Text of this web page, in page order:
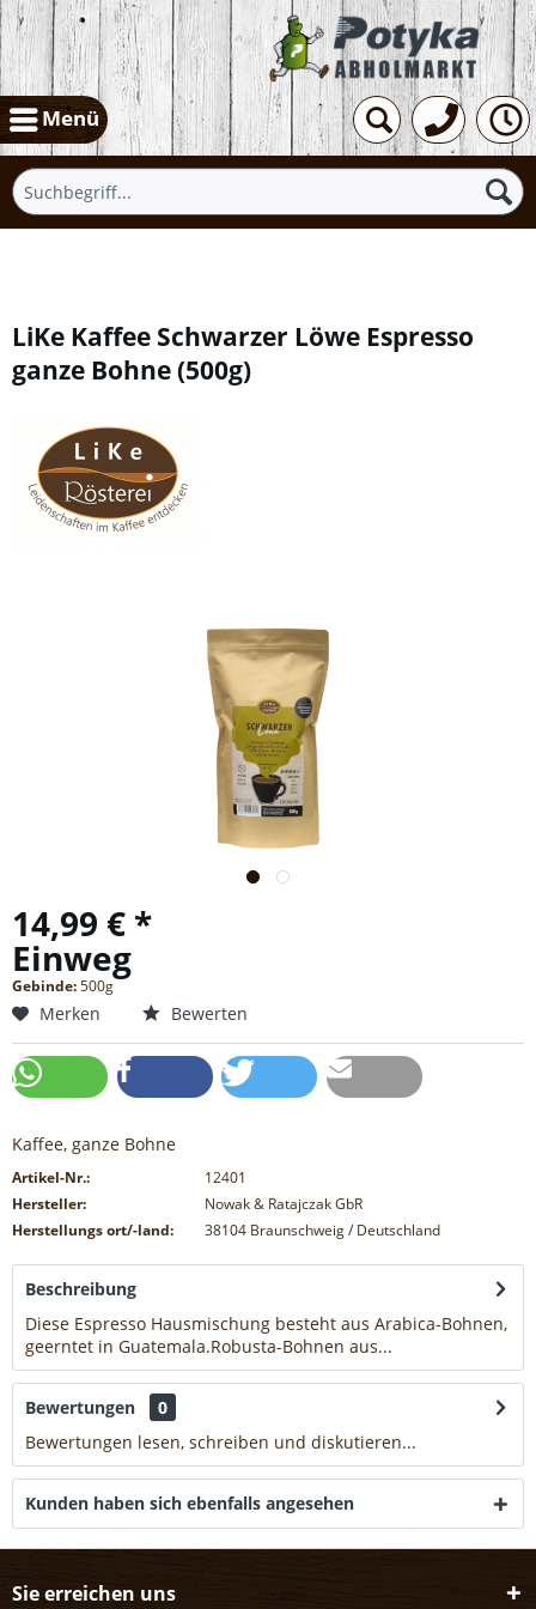
Menü
LiKe Kaffee Schwarzer Löwe Espresso
ganze Bohne(500g)
14,99 € *
Einweg
Gebinde:500g
Merken Bewerten
Kaffee, ganze Bohne
Artikel-Nr.:
12401
Hersteller:
Nowak & Ratajczak GbR
Herstellungs ort/-land:
38104 Braunschweig / Deutschland
Beschreibung
Diese Espresso Hausmischung besteht aus Arabica-Bohnen,
geerntet in Guatemala.Robusta-Bohnen aus...
Bewertungen
0
Bewertungen lesen, schreiben und diskutieren...
Kunden haben sich ebenfalls angesehen
Sie erreichen uns